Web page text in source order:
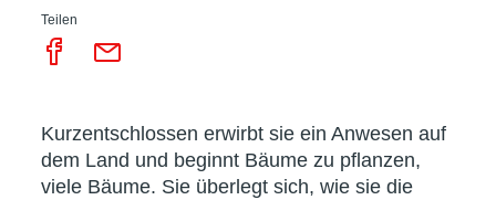
Teilen
Kurzentschlossen erwirbt sie ein Anwesen auf
dem Land und beginnt Bäume zu pflanzen,
viele Bäume. Sie überlegt sich, wie sie die